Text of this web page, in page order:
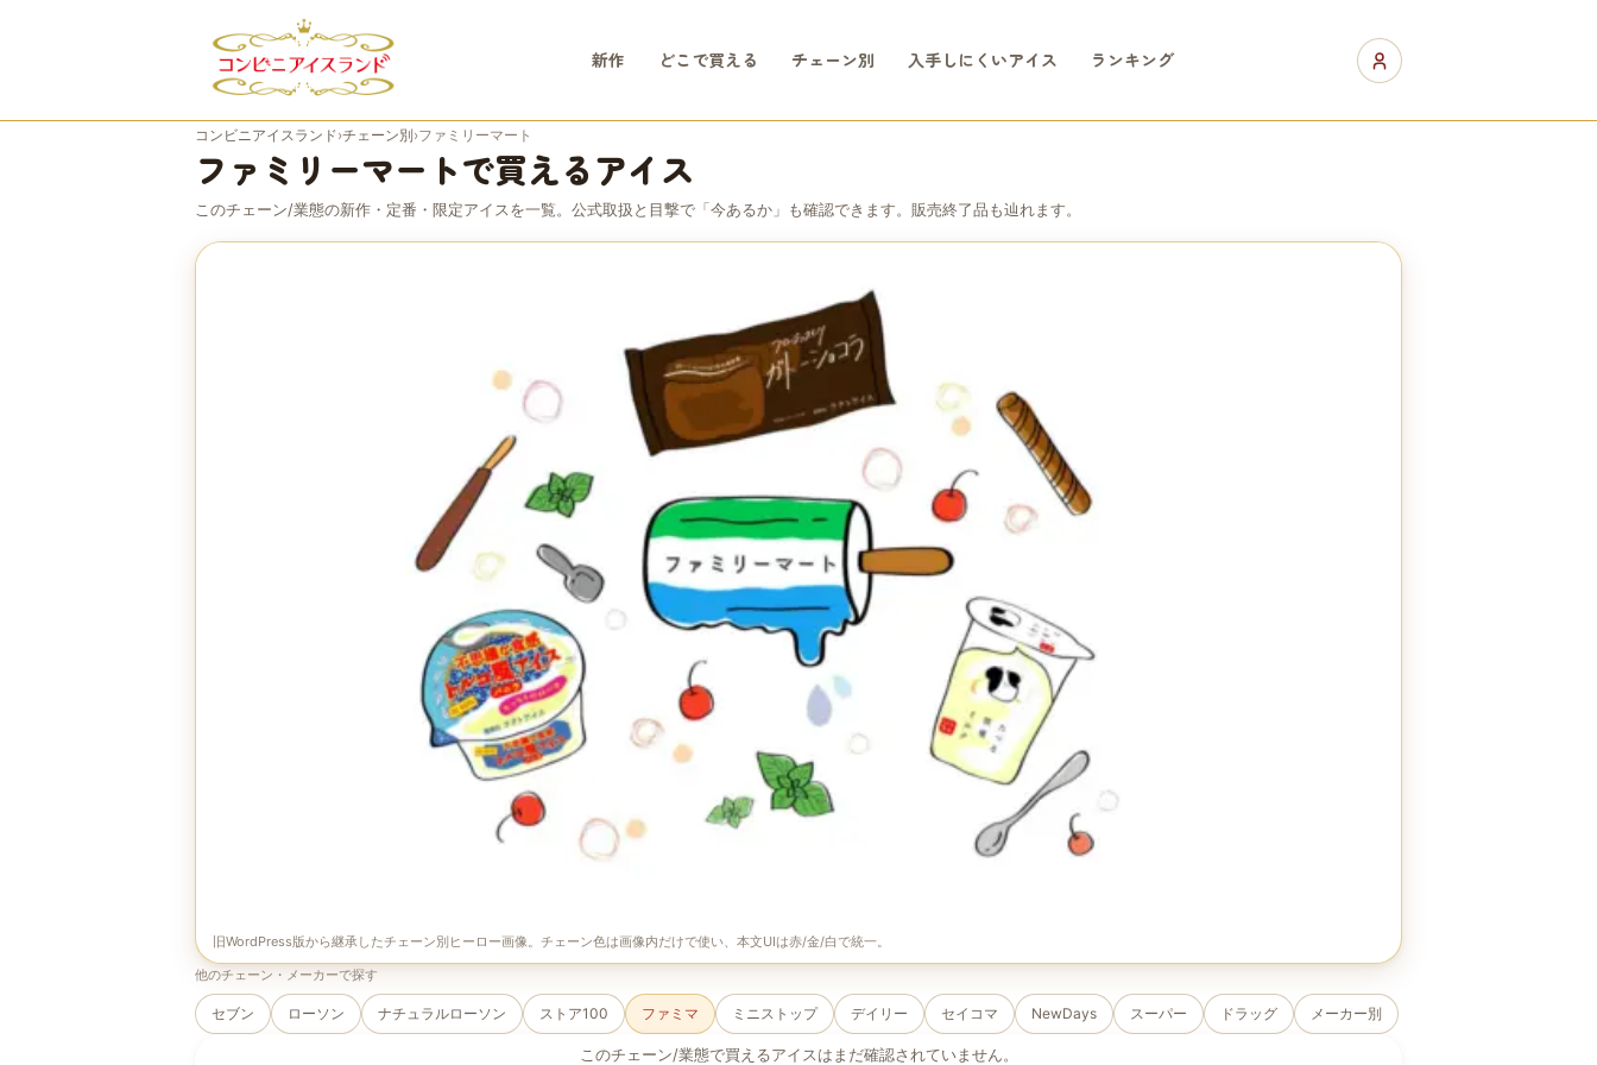
新作 どこで買える チェーン別 入手しにくいアイス ランキング
コンビニアイスランド›チェーン別›ファミリーマート
ファミリーマートで買えるアイス
このチェーン/業態の新作・定番・限定アイスを一覧。公式取扱と目撃で「今あるか」も確認できます。販売終了品も辿れます。
旧WordPress版から継承したチェーン別ヒーロー画像。チェーン色は画像内だけで使い、本文UIは赤/金/白で統一。
他のチェーン・メーカーで探す
セブン ローソン ナチュラルローソン ストア100 ファミマ ミニストップ デイリー セイコマ NewDays スーパー ドラッグ メーカー別
このチェーン/業態で買えるアイスはまだ確認されていません。